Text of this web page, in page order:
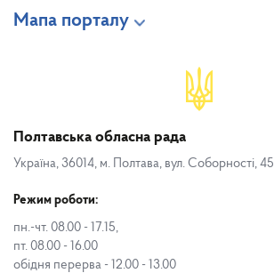
Мапа порталу
Полтавська обласна рада
Україна, 36014, м. Полтава, вул. Соборності, 45
Режим роботи:
пн.-чт. 08.00 - 17.15,
пт. 08.00 - 16.00
обідня перерва - 12.00 - 13.00